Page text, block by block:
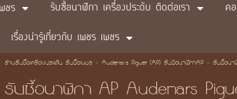
ชร รับซื้อนาฬิกา เครื่องประดับ ติดต่อเรา ค
เรื่องน่ารู้เกี่ยวกับ เพชร เพชร
ร้านรับซื้อเครื่องประดับ รับซื้อเพชร> Audemars Piguet (AP) รับซือนาฬิกาAP> รับซื้อนา
รับซื้อนาฬิกา AP Audemars